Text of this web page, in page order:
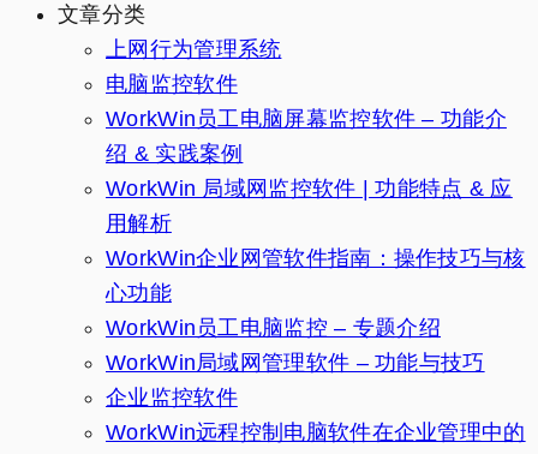
文章分类
上网行为管理系统
电脑监控软件
WorkWin员工电脑屏幕监控软件 – 功能介
绍 & 实践案例
WorkWin 局域网监控软件 | 功能特点 & 应
用解析
WorkWin企业网管软件指南：操作技巧与核
心功能
WorkWin员工电脑监控 – 专题介绍
WorkWin局域网管理软件 – 功能与技巧
企业监控软件
WorkWin远程控制电脑软件在企业管理中的